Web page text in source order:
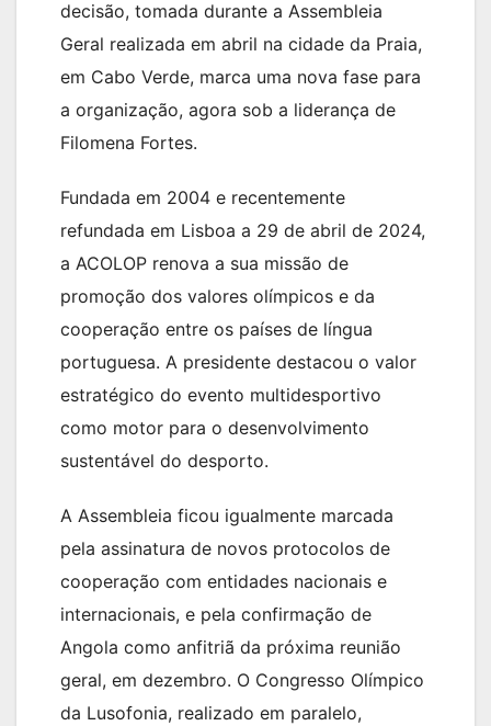
decisão, tomada durante a Assembleia
Geral realizada em abril na cidade da Praia,
em Cabo Verde, marca uma nova fase para
a organização, agora sob a liderança de
Filomena Fortes.
Fundada em 2004 e recentemente
refundada em Lisboa a 29 de abril de 2024,
a ACOLOP renova a sua missão de
promoção dos valores olímpicos e da
cooperação entre os países de língua
portuguesa. A presidente destacou o valor
estratégico do evento multidesportivo
como motor para o desenvolvimento
sustentável do desporto.
A Assembleia ficou igualmente marcada
pela assinatura de novos protocolos de
cooperação com entidades nacionais e
internacionais, e pela confirmação de
Angola como anfitriã da próxima reunião
geral, em dezembro. O Congresso Olímpico
da Lusofonia, realizado em paralelo,